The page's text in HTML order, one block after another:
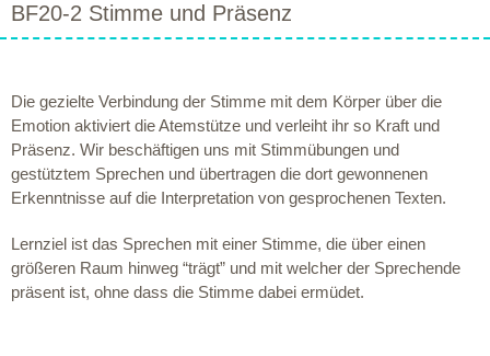
BF20-2 Stimme und Präsenz
Die gezielte Verbindung der Stimme mit dem Körper über die
Emotion aktiviert die Atemstütze und verleiht ihr so Kraft und
Präsenz. Wir beschäftigen uns mit Stimmübungen und
gestütztem Sprechen und übertragen die dort gewonnenen
Erkenntnisse auf die Interpretation von gesprochenen Texten.
Lernziel ist das Sprechen mit einer Stimme, die über einen
größeren Raum hinweg “trägt” und mit welcher der Sprechende
präsent ist, ohne dass die Stimme dabei ermüdet.